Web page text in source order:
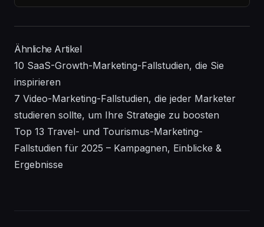
Ähnliche Artikel
10 SaaS-Growth-Marketing-Fallstudien, die Sie
inspirieren
7 Video-Marketing-Fallstudien, die jeder Marketer
studieren sollte, um Ihre Strategie zu boosten
Top 13 Travel- und Tourismus-Marketing-
Fallstudien für 2025 – Kampagnen, Einblicke &
Ergebnisse